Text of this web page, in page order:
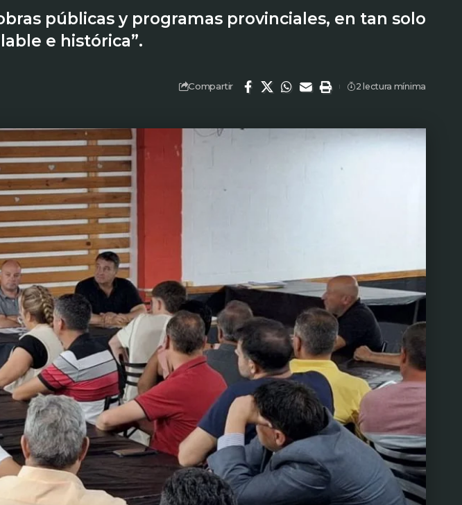
públicas y programas provinciales, en tan solo
e histórica”.
Compartir 2 lectura mínima